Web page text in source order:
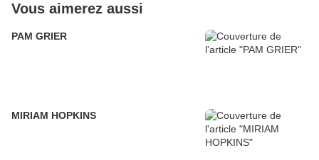
Vous aimerez aussi
PAM GRIER
MIRIAM HOPKINS